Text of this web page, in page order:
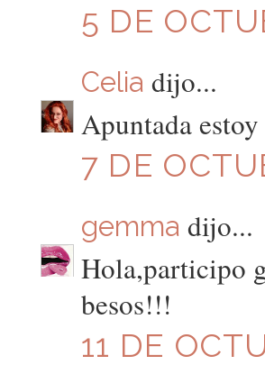
5 DE
Celia dijo...
Apuntada
7 DE
gemma dijo...
Hola,participo
besos!!!
11 DE